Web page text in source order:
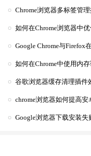
Chrome浏览器多标签管
如何在Chrome浏览器中
Google Chrome与Firefox
如何在Chrome中使用内
谷歌浏览器缓存清理插件
chrome浏览器如何提高
Google浏览器下载安装失